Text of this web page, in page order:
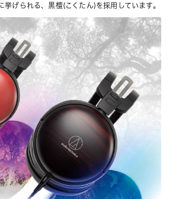
挙げられる、黒檀(こくたん)を採用しています。